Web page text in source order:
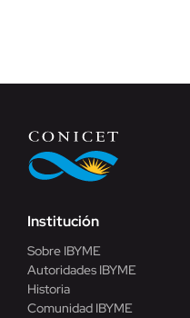
Institución
Sobre IBYME
Autoridades IBYME
Historia
Comunidad IBYME